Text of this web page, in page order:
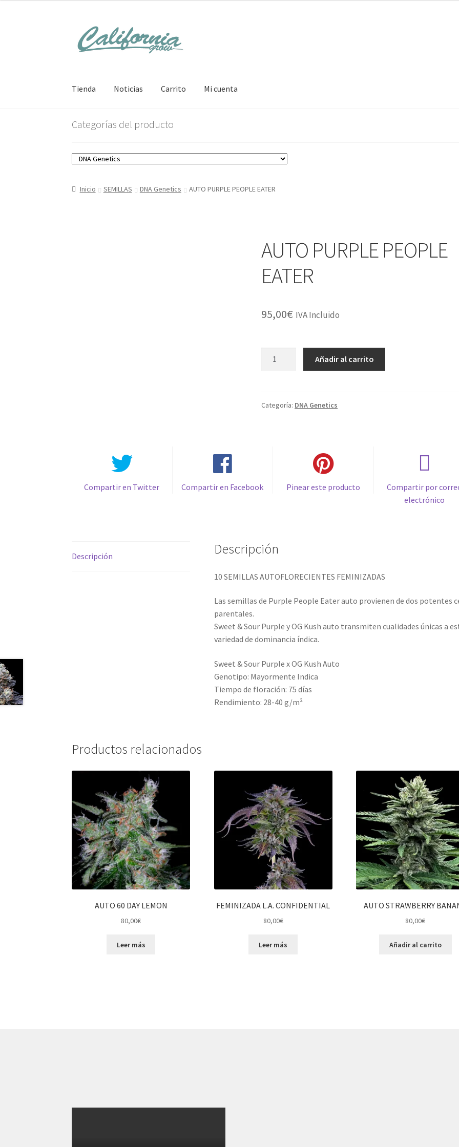
contenido
Tienda Noticias Carrito Mi cuenta
Categorías del producto
Inicio SEMILLAS DNA Genetics AUTO PURPLE PEOPLE EATER
AUTO PURPLE PEOPLE
EATER
95,00€ IVA Incluido
cantidad
Añadir al carrito
Categoría: DNA Genetics
Compartir en Twitter Compartir en Facebook Pinear este producto
Compartir por
electrónico
Descripción Descripción
10 SEMILLAS AUTOFLORECIENTES FEMINIZADAS
Las semillas de Purple People Eater auto provienen de dos potentes
parentales.
Sweet & Sour Purple y OG Kush auto transmiten cualidades únicas a
variedad de dominancia índica.
Sweet & Sour Purple x OG Kush Auto
Genotipo: Mayormente Indica
Tiempo de floración: 75 días
Rendimiento: 28-40 g/m²
Productos relacionados
AUTO 60 DAY LEMON
80,00€
Leer más
FEMINIZADA L.A. CONFIDENTIAL
80,00€
Leer más
AUTO STRAWBERRY
80,00€
Añadir al carrito